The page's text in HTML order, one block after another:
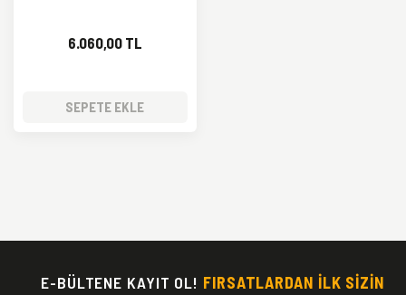
6.060,00 TL
SEPETE EKLE
E-BÜLTENE KAYIT OL! FIRSATLARDAN İLK SİZİN